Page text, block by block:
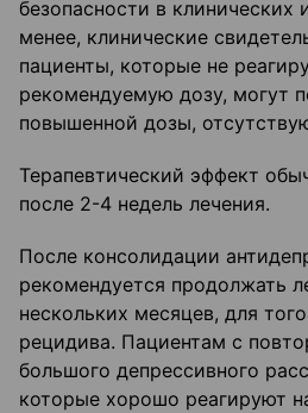
безопасности в клинических
менее, клинические
пациенты, которые не
рекомендуемую дозу, могут
повышенной дозы,
Терапевтический эффект
после 2-4 недель лечения.
После консолидации
рекомендуется продолжать
нескольких месяцев, для
рецидива. Пациентам с
большого депрессивного
которые хорошо реагируют